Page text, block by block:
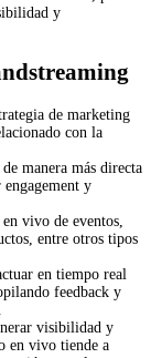
y
de marketing
con la
manera más directa
y
vivo de eventos,
entre otros tipos
en tiempo real
feedback y
visibilidad y
en vivo tiende a